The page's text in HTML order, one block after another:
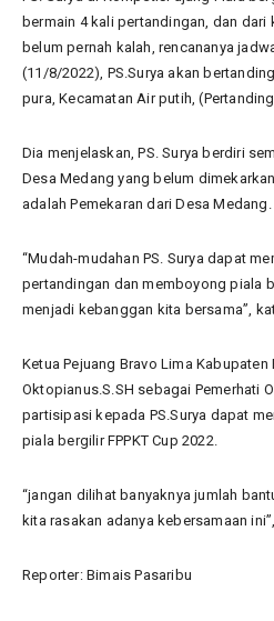
bermain 4 kali pertandingan, dan
belum pernah kalah, rencananya
(11/8/2022), PS.Surya akan
pura, Kecamatan Air putih,
Dia menjelaskan, PS. Surya berdiri
Desa Medang yang belum
adalah Pemekaran dari Desa Medang.
“Mudah-mudahan PS. Surya dapat
pertandingan dan memboyong piala
menjadi kebanggan kita bersama”,
Ketua Pejuang Bravo Lima
Oktopianus.S.SH sebagai Pemerhati
partisipasi kepada PS.Surya dapat
piala bergilir FPPKT Cup 2022.
“jangan dilihat banyaknya jumlah
kita rasakan adanya kebersamaan
Reporter: Bimais Pasaribu